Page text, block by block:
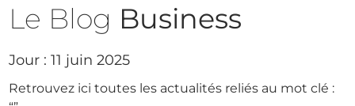
Le Blog Business
Jour :11 juin 2025
Retrouvez ici toutes les actualités reliés au mot clé :